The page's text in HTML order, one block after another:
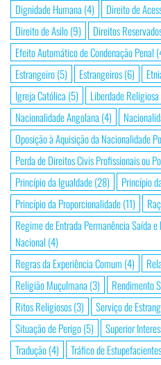
Dignidade Humana (4) Direito de
Direito de Asilo(9) Direitos
Efeito Automático de Condenação Penal
Estrangeiro(5) Estrangeiros(6)
Igreja Católica (5) Liberdade Religiosa
Nacionalidade Angolana (4)
Oposição à Aquisição da Nacionalidade
Perda de Direitos Civis Profissionais ou
Princípio da Igualdade(28) Princípio
Princípio da Proporcionalidade(11)
Regime de Entrada Permanência Saída
Nacional (4)
Regras da Experiência Comum (4)
Religião Muçulmana (3) Rendimento
Ritos Religiosos(3) Serviço de
Situação de Perigo(5) Superior
Tradução(4) Tráfico de Estupefacientes